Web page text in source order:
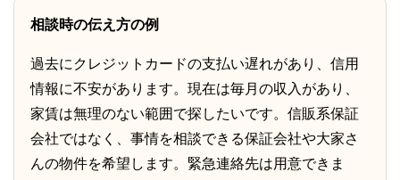
相談時の伝え方の例
過去にクレジットカードの支払い遅れがあり、信用
情報に不安があります。現在は毎月の収入があり、
家賃は無理のない範囲で探したいです。信販系保証
会社ではなく、事情を相談できる保証会社や大家さ
んの物件を希望します。緊急連絡先は用意できま